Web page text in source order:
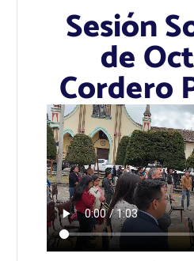
Sesión
de
Cordero